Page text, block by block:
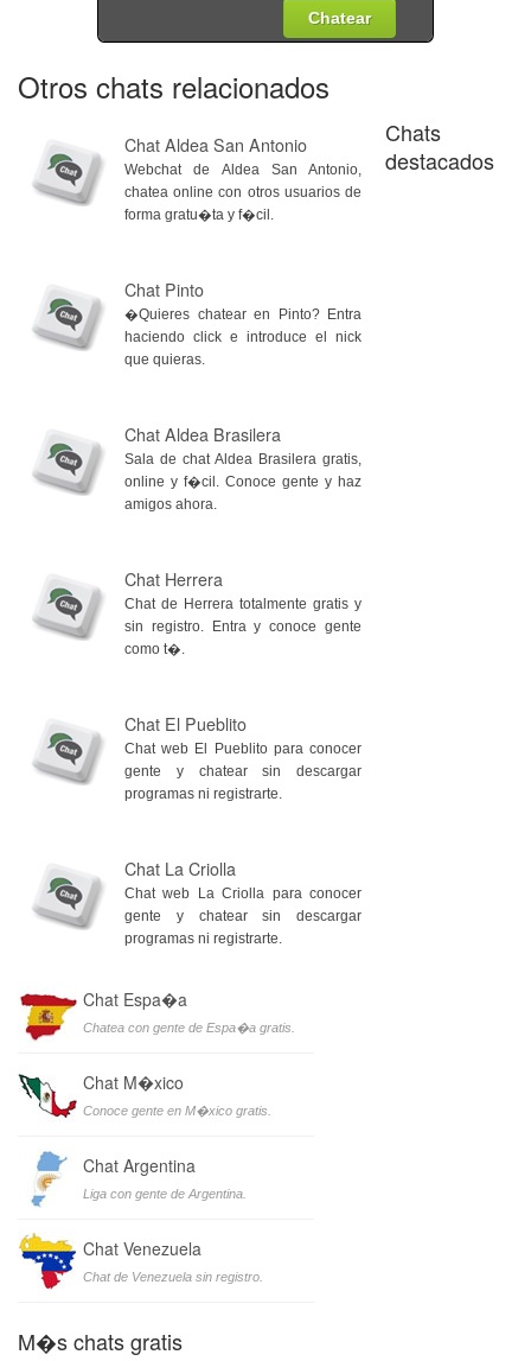
Otros chats relacionados
Chat Aldea San Antonio
Webchat de Aldea San Antonio,
chatea online con otros usuarios de
forma gratu�ta y f�cil.
Chat Pinto
�Quieres chatear en Pinto? Entra
haciendo click e introduce el nick
que quieras.
Chat Aldea Brasilera
Sala de chat Aldea Brasilera gratis,
online y f�cil. Conoce gente y haz
amigos ahora.
Chat Herrera
Chat de Herrera totalmente gratis y
sin registro. Entra y conoce gente
como t�.
Chat El Pueblito
Chat web El Pueblito para conocer
gente y chatear sin descargar
programas ni registrarte.
Chat La Criolla
Chat web La Criolla para conocer
gente y chatear sin descargar
programas ni registrarte.
Chats
destacados
Chat Espa�a
Chatea con gente de Espa�a gratis.
Chat M�xico
Conoce gente en M�xico gratis.
Chat Argentina
Liga con gente de Argentina.
Chat Venezuela
Chat de Venezuela sin registro.
M�s chats gratis